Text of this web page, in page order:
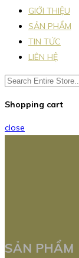
GIỚI THIỆU
SẢN PHẨM
TIN TỨC
LIÊN HỆ
Shopping cart
close
SẢN PHẨM